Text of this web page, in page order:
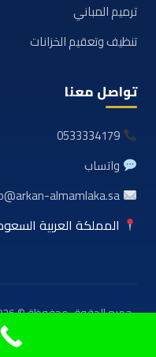
ترميم المباني
تنظيف وتعقيم الخزانات
تواصل معنا
0533334179
واتساب
almamlaka.sa
المملكة العربية
جميع الحقوق محفوظة © 2026